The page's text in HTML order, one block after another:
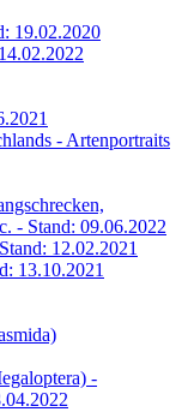
19.02.2020
- Artenportraits
- Stand: 09.06.2022
12.02.2021
13.10.2021
-